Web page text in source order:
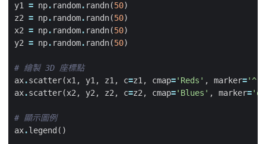
y1 = np. random. randn(50)
z2 = np. random. randn(50)
x2 = np. random. randn(50)
y2 = np. random. randn(50)
# 繪製 3D 座標點
ax.scatter(x1, y1, z1, c=z1, cmap='Reds' , marker='^'
ax.scatter(x2, y2, z2, c=z2, cmap='Blues' , marker='o'
# 顯示圖例
ax.legend ()